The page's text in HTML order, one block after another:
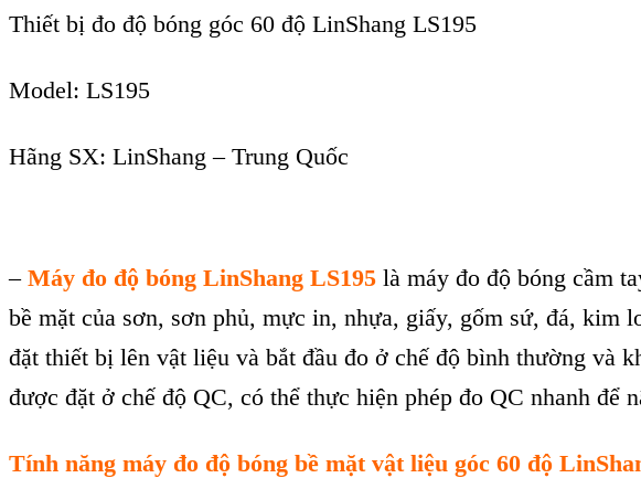
Thiết bị đo độ bóng góc 60 độ LinShang LS195
Model: LS195
Hãng SX: LinShang – Trung Quốc
– Máy đo độ bóng LinShang LS195 là máy đo độ bóng cầm
bề mặt của sơn, sơn phủ, mực in, nhựa, giấy, gốm sứ, đá, kim
đặt thiết bị lên vật liệu và bắt đầu đo ở chế độ bình thường và
được đặt ở chế độ QC, có thể thực hiện phép đo QC nhanh để n
Tính năng máy đo độ bóng bề mặt vật liệu góc 60 độ